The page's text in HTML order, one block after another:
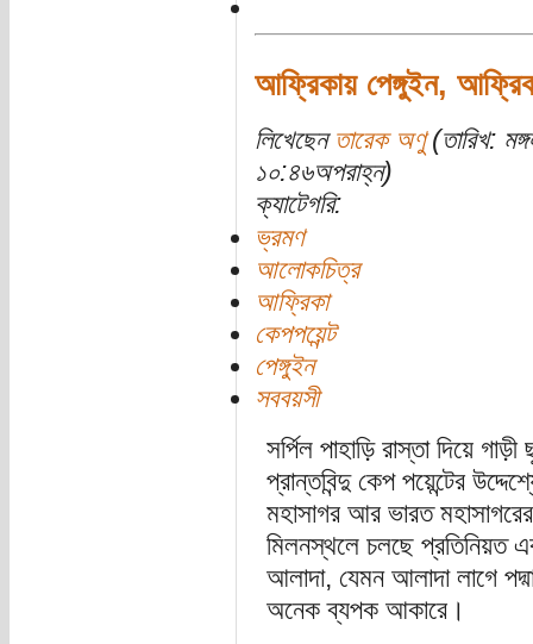
আফ্রিকায় পেঙ্গুইন,
লিখেছেন তারেক অণু(তারিখ:
১০:৪৬অপরাহ্ন)
ক্যাটেগরি:
ভ্রমণ
আলোকচিত্র
আফ্রিকা
কেপপয়েন্ট
পেঙ্গুইন
সববয়সী
সর্পিল পাহাড়ি রাস্তা দিয়ে
প্রান্তবিন্দু কেপ পয়েন্টের
মহাসাগর আর ভারত
মিলনস্থলে চলছে প্রতিনিয়ত
আলাদা, যেমন আলাদা লাগে
অনেক ব্যপক আকারে।